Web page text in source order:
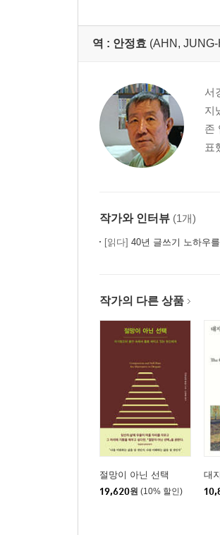
역 : 안정효 (AHN,
서
지
존
표
작가와 인터뷰 (1개)
[읽다] 40년 글쓰기 노하우
작가의 다른 상품
절망이 아닌 선택
19,620원 (10% 할인)
대지